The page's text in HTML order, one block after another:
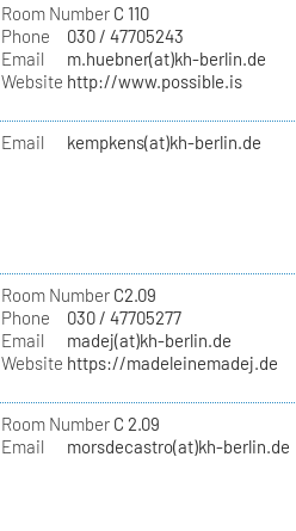
Room NumberC 110
Phone
030 / 47705243
Email
m.huebner(at)kh-berlin.de
Website http://www.possible.is
Email kempkens(at)kh-berlin.de
Room NumberC2.09
Phone
030 / 47705277
Email
madej(at)kh-berlin.de
Website https://madeleinemadej.de
Room NumberC 2.09
Email
morsdecastro(at)kh-berlin.de